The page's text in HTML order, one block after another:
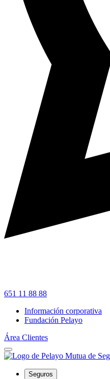
651 11 88 88
Información corporativa
Fundación Pelayo
Área Clientes
Seguros